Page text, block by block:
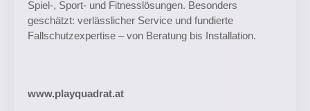
Spiel-, Sport- und Fitnesslösungen. Besonders
geschätzt: verlässlicher Service und fundierte
Fallschutzexpertise – von Beratung bis Installation.
www.playquadrat.at